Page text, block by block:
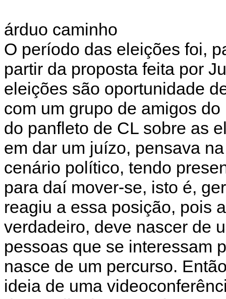
árduo caminho
O período das eleições foi,
partir da proposta feita por
eleições são oportunidade
com um grupo de amigos
do panfleto de CL sobre as
em dar um juízo, pensava
cenário político, tendo
para daí mover-se, isto é,
reagiu a essa posição, pois
verdadeiro, deve nascer de
pessoas que se interessam
nasce de um percurso.
ideia de uma